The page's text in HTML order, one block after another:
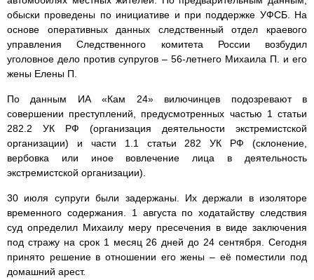
обыски проведены по инициативе и при поддержке УФСБ. На
основе оперативных данных следственный отдел краевого
управления Следственного комитета России возбудил
уголовное дело против супругов – 56-летнего Михаила П. и его
жены Елены П.
По данным ИА «Кам 24» вилючинцев подозревают в
совершении преступлений, предусмотренных частью 1 статьи
282.2 УК РФ (организация деятельности экстремистской
организации) и части 1.1 статьи 282 УК РФ (склонение,
вербовка или иное вовлечение лица в деятельность
экстремистской организации).
30 июля супруги были задержаны. Их держали в изоляторе
временного содержания. 1 августа по ходатайству следствия
суд определил Михаилу меру пресечения в виде заключения
под стражу на срок 1 месяц 26 дней до 24 сентября. Сегодня
принято решение в отношении его жены – её поместили под
домашний арест.